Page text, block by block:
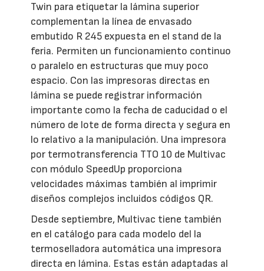
Twin para etiquetar la lámina superior
complementan la línea de envasado
embutido R 245 expuesta en el stand de la
feria. Permiten un funcionamiento continuo
o paralelo en estructuras que muy poco
espacio. Con las impresoras directas en
lámina se puede registrar información
importante como la fecha de caducidad o el
número de lote de forma directa y segura en
lo relativo a la manipulación. Una impresora
por termotransferencia TTO 10 de Multivac
con módulo SpeedUp proporciona
velocidades máximas también al imprimir
diseños complejos incluidos códigos QR.
Desde septiembre, Multivac tiene también
en el catálogo para cada modelo del la
termoselladora automática una impresora
directa en lámina. Estas están adaptadas al